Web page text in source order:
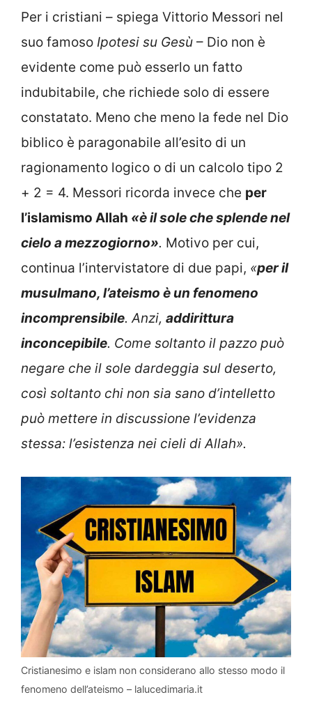
Per i cristiani – spiega Vittorio Messori nel
suo famoso Ipotesi su Gesù – Dio non è
evidente come può esserlo un fatto
indubitabile, che richiede solo di essere
constatato. Meno che meno la fede nel Dio
biblico è paragonabile all’esito di un
ragionamento logico o di un calcolo tipo 2
+ 2 = 4. Messori ricorda invece che per
l’islamismo Allah «è il sole che splende nel
cielo a mezzogiorno». Motivo per cui,
continua l’intervistatore di due papi, «per il
musulmano, l’ateismo è un fenomeno
incomprensibile. Anzi, addirittura
inconcepibile. Come soltanto il pazzo può
negare che il sole dardeggia sul deserto,
così soltanto chi non sia sano d’intelletto
può mettere in discussione l’evidenza
stessa: l’esistenza nei cieli di Allah».
Cristianesimo e islam non considerano allo stesso modo il
fenomeno dell’ateismo – lalucedimaria.it